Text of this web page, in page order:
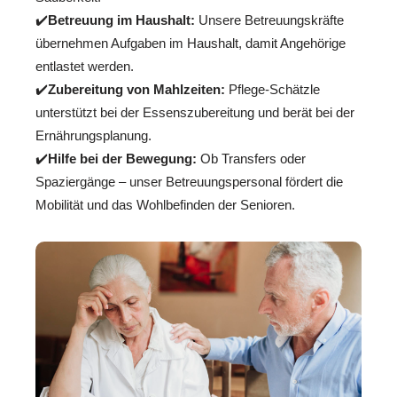
✔️Betreuung im Haushalt: Unsere Betreuungskräfte
übernehmen Aufgaben im Haushalt, damit Angehörige
entlastet werden.
✔️Zubereitung von Mahlzeiten: Pflege-Schätzle
unterstützt bei der Essenszubereitung und berät bei der
Ernährungsplanung.
✔️Hilfe bei der Bewegung: Ob Transfers oder
Spaziergänge – unser Betreuungspersonal fördert die
Mobilität und das Wohlbefinden der Senioren.